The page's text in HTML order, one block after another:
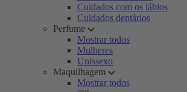
Cuidados com os lábios
Cuidados dentários
Perfume
Mostrar todos
Mulheres
Unissexo
Maquilhagem
Mostrar todos